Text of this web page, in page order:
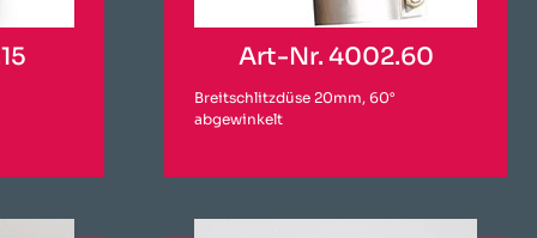
Art-Nr. 4002.60
Breitschlitzdüse 20mm, 60°
abgewinkelt